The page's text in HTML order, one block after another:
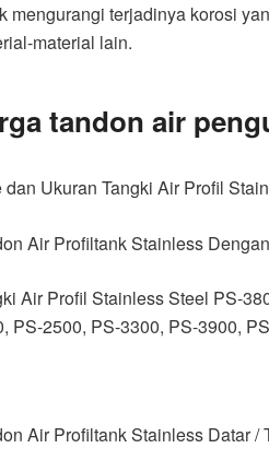
mengurangi terjadinya korosi
material lain.
tandon air
dan Ukuran Tangki Air Profil
Air Profiltank Stainless
Air Profil Stainless Steel PS-
PS-2500, PS-3300, PS-3900,
Air Profiltank Stainless Datar /